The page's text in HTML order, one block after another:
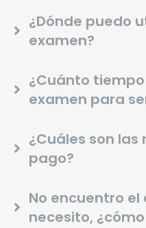
¿Dónde puedo
examen?
¿Cuánto
examen para
¿Cuáles son
pago?
No encuentro
necesito,